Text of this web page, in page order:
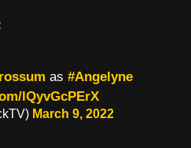
as #Angelyne
lQyvGcPErX
March 9, 2022